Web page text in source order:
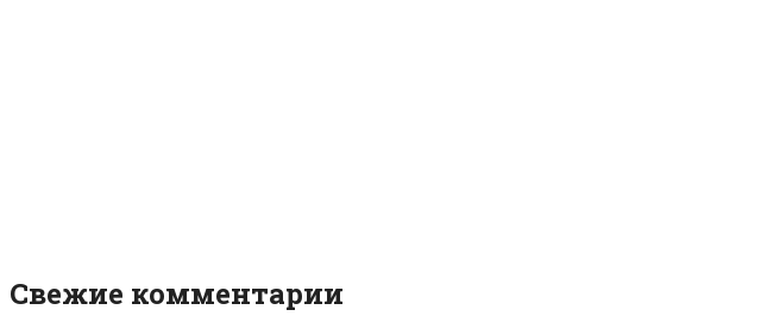
Свежие комментарии